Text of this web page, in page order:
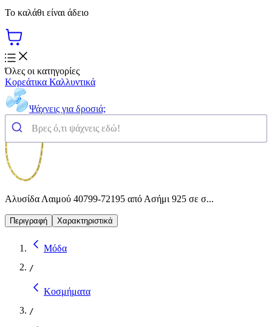
Το καλάθι είναι άδειο
Όλες οι κατηγορίες
Κορεάτικα Καλλυντικά
Ψάχνεις για δροσιά;
Αλυσίδα Λαιμού 40799-72195 από Ασήμι 925 σε σ...
Περιγραφή Χαρακτηριστικά
Μόδα
/
Κοσμήματα
/